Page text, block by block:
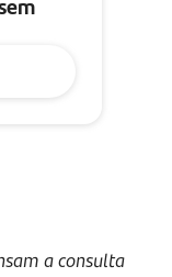
a consulta